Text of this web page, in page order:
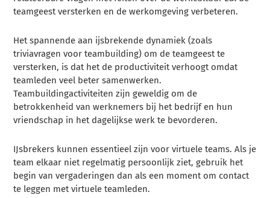
teamgeest versterken en de werkomgeving verbeteren.
Het spannende aan ijsbrekende dynamiek (zoals
triviavragen voor teambuilding) om de teamgeest te
versterken, is dat het de productiviteit verhoogt omdat
teamleden veel beter samenwerken.
Teambuildingactiviteiten zijn geweldig om de
betrokkenheid van werknemers bij het bedrijf en hun
vriendschap in het dagelijkse werk te bevorderen.
IJsbrekers kunnen essentieel zijn voor virtuele teams. Als je
team elkaar niet regelmatig persoonlijk ziet, gebruik het
begin van vergaderingen dan als een moment om contact
te leggen met virtuele teamleden.